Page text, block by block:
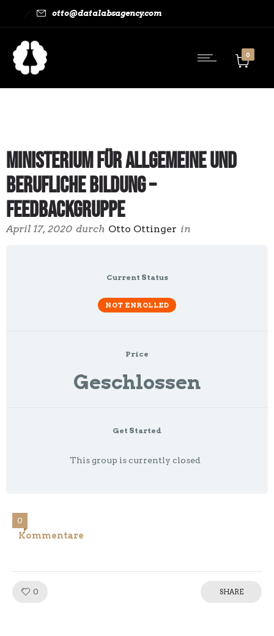
otto@datalabsagency.com
0
Ministerium für allgemeine und
berufliche Bildung –
Feedbackgruppe
April 17, 2020 durch Otto Ottinger in
Current Status
NOT ENROLLED
Price
Geschlossen
Get Started
This group is currently closed
0
Kommentare
0 SHARE